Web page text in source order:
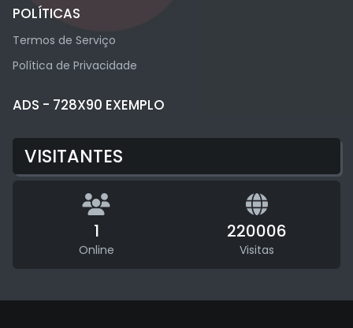
POLÍTICAS
Termos de Serviço
Política de Privacidade
ADS - 728X90 EXEMPLO
VISITANTES
1
Online
220006
Visitas